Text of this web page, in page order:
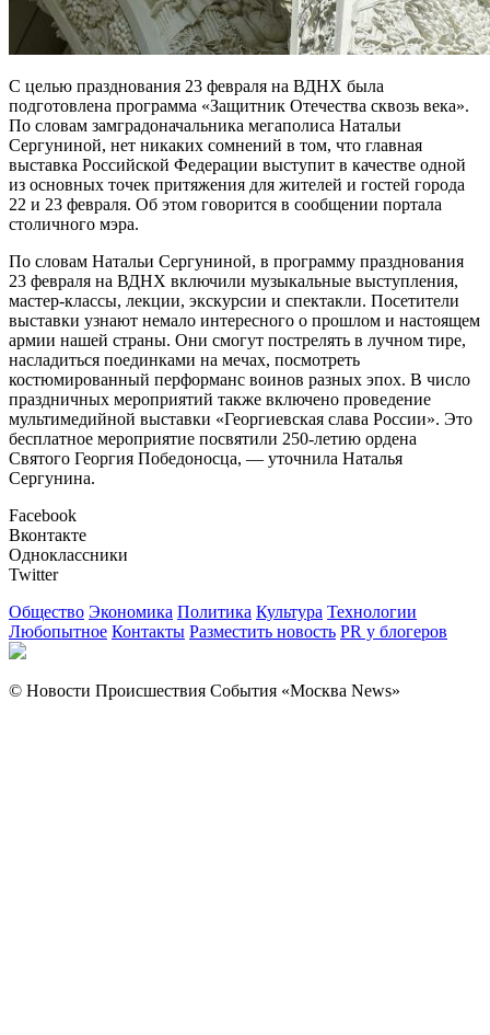
С целью празднования 23 февраля на ВДНХ была
подготовлена программа «Защитник Отечества сквозь века».
По словам замградоначальника мегаполиса Натальи
Сергуниной, нет никаких сомнений в том, что главная
выставка Российской Федерации выступит в качестве одной
из основных точек притяжения для жителей и гостей города
22 и 23 февраля. Об этом говорится в сообщении портала
столичного мэра.
По словам Натальи Сергуниной, в программу празднования
23 февраля на ВДНХ включили музыкальные выступления,
мастер-классы, лекции, экскурсии и спектакли. Посетители
выставки узнают немало интересного о прошлом и настоящем
армии нашей страны. Они смогут пострелять в лучном тире,
насладиться поединками на мечах, посмотреть
костюмированный перформанс воинов разных эпох. В число
праздничных мероприятий также включено проведение
мультимедийной выставки «Георгиевская слава России». Это
бесплатное мероприятие посвятили 250-летию ордена
Святого Георгия Победоносца, — уточнила Наталья
Сергунина.
Facebook
Вконтакте
Одноклассники
Twitter
Общество Экономика Политика Культура Технологии
Любопытное Контакты Разместить новость PR у блогеров
© Новости Происшествия События «Москва News»